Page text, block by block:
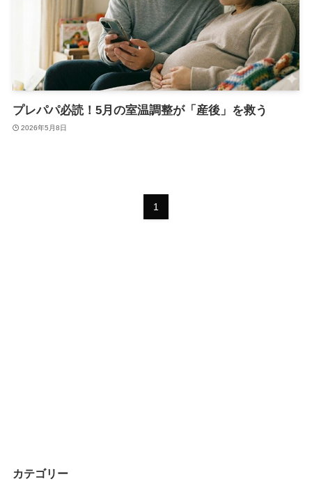
プレパパ必読！5月の室温調整が「産後」を救う
2026年5月8日
1
カテゴリー